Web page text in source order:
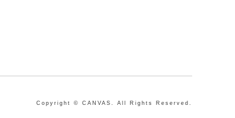
Copyright © CANVAS. All Rights Reserved.